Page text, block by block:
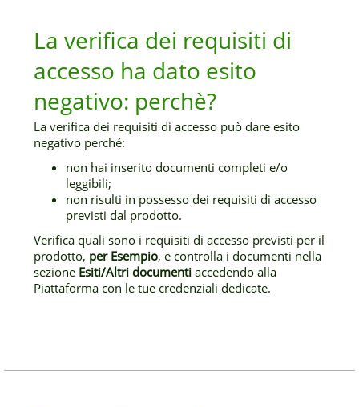
La verifica dei requisiti di
accesso ha dato esito
negativo: perchè?
La verifica dei requisiti di accesso può dare esito
negativo perché:
non hai inserito documenti completi e/o
leggibili;
non risulti in possesso dei requisiti di accesso
previsti dal prodotto.
Verifica quali sono i requisiti di accesso previsti per il
prodotto, per Esempio, e controlla i documenti nella
sezione Esiti/Altri documenti accedendo alla
Piattaforma con le tue credenziali dedicate.